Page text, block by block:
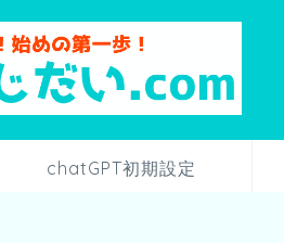
chatGPT初期設定